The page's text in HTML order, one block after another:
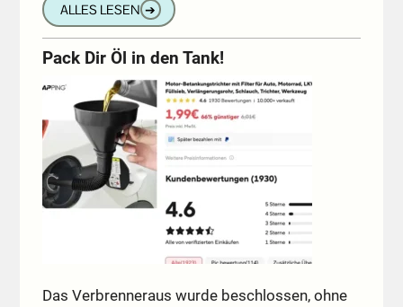
ALLES LESEN ➔
Pack Dir Öl in den Tank!
Das Verbrenneraus wurde beschlossen, ohne